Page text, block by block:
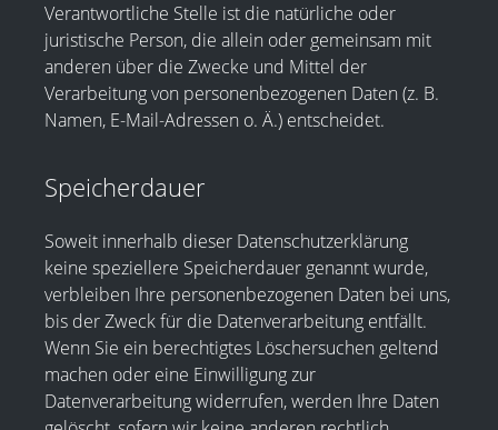
Verantwortliche Stelle ist die natürliche oder
juristische Person, die allein oder gemeinsam mit
anderen über die Zwecke und Mittel der
Verarbeitung von personenbezogenen Daten (z. B.
Namen, E-Mail-Adressen o. Ä.) entscheidet.
Speicherdauer
Soweit innerhalb dieser Datenschutzerklärung
keine speziellere Speicherdauer genannt wurde,
verbleiben Ihre personenbezogenen Daten bei uns,
bis der Zweck für die Datenverarbeitung entfällt.
Wenn Sie ein berechtigtes Löschersuchen geltend
machen oder eine Einwilligung zur
Datenverarbeitung widerrufen, werden Ihre Daten